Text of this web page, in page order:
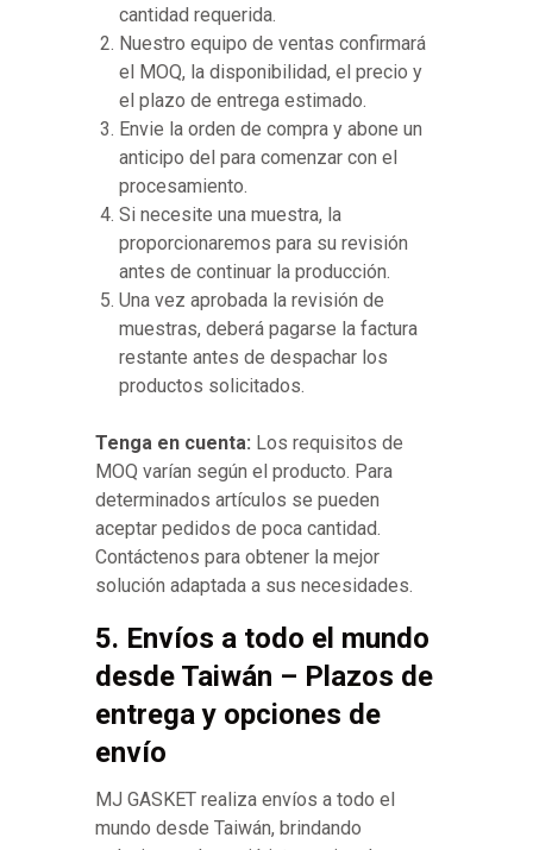
cantidad requerida.
Nuestro equipo de ventas confirmará
el MOQ, la disponibilidad, el precio y
el plazo de entrega estimado.
Envie la orden de compra y abone un
anticipo del para comenzar con el
procesamiento.
Si necesite una muestra, la
proporcionaremos para su revisión
antes de continuar la producción.
Una vez aprobada la revisión de
muestras, deberá pagarse la factura
restante antes de despachar los
productos solicitados.
Tenga en cuenta: Los requisitos de
MOQ varían según el producto. Para
determinados artículos se pueden
aceptar pedidos de poca cantidad.
Contáctenos para obtener la mejor
solución adaptada a sus necesidades.
5. Envíos a todo el mundo
desde Taiwán – Plazos de
entrega y opciones de
envío
MJ GASKET realiza envíos a todo el
mundo desde Taiwán, brindando